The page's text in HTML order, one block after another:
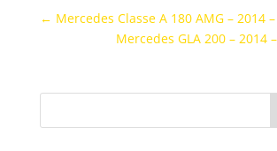
← Mercedes Classe A 180 AMG – 2014
Mercedes GLA 200 – 2014